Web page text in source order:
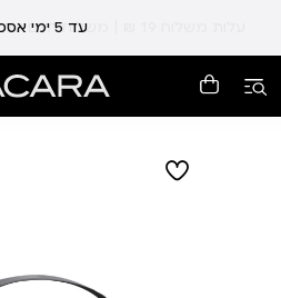
עד 5 ימי אספקה